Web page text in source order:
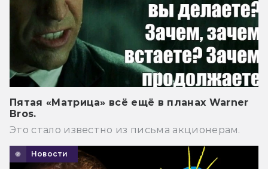
Пятая «Матрица» всё ещё в планах Warner
Bros.
Это стало известно из письма акционерам.
Новости